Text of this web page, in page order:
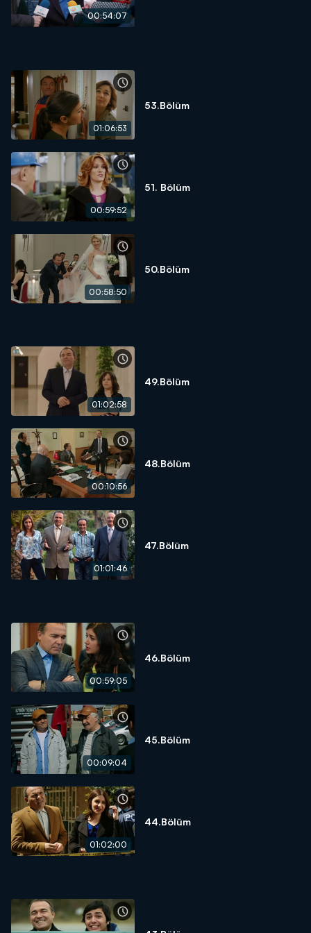
00:54:07
01:06:53
53.Bölüm
00:59:52
51. Bölüm
00:58:50
50.Bölüm
01:02:58
49.Bölüm
00:10:56
48.Bölüm
01:01:46
47.Bölüm
00:59:05
46.Bölüm
00:09:04
45.Bölüm
01:02:00
44.Bölüm